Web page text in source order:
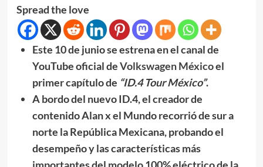
Spread the love
Este 10 de junio se estrena en el canal de
YouTube oficial deVolkswagen Méxicoel
primer capítulo de “ID.4 Tour México”.
A bordo del nuevo ID.4, el creador de
contenido Alan x el Mundo recorrió de sur a
norte la República Mexicana, probando el
desempeño y las características más